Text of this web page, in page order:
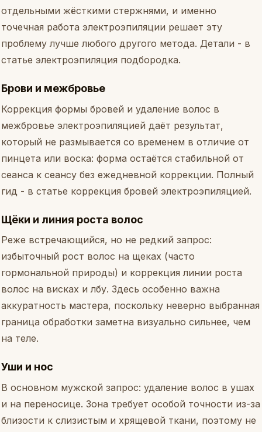
отдельными жёсткими стержнями, и именно
точечная работа электроэпиляции решает эту
проблему лучше любого другого метода. Детали - в
статье электроэпиляция подбородка.
Брови и межбровье
Коррекция формы бровей и удаление волос в
межбровье электроэпиляцией даёт результат,
который не размывается со временем в отличие от
пинцета или воска: форма остаётся стабильной от
сеанса к сеансу без ежедневной коррекции. Полный
гид - в статье коррекция бровей электроэпиляцией.
Щёки и линия роста волос
Реже встречающийся, но не редкий запрос:
избыточный рост волос на щеках (часто
гормональной природы) и коррекция линии роста
волос на висках и лбу. Здесь особенно важна
аккуратность мастера, поскольку неверно выбранная
граница обработки заметна визуально сильнее, чем
на теле.
Уши и нос
В основном мужской запрос: удаление волос в ушах
и на переносице. Зона требует особой точности из-за
близости к слизистым и хрящевой ткани, поэтому не